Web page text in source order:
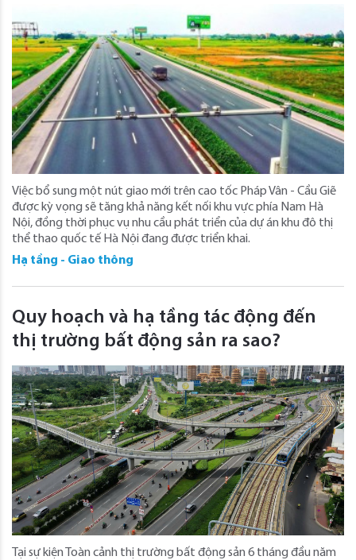
Việc bổ sung một nút giao mới trên cao tốc Pháp Vân - Cầu Giẽ
được kỳ vọng sẽ tăng khả năng kết nối khu vực phía Nam Hà
Nội, đồng thời phục vụ nhu cầu phát triển của dự án khu đô thị
thể thao quốc tế Hà Nội đang được triển khai.
Hạ tầng - Giao thông
Quy hoạch và hạ tầng tác động đến
thị trường bất động sản ra sao?
Tại sự kiện Toàn cảnh thị trường bất động sản 6 tháng đầu năm